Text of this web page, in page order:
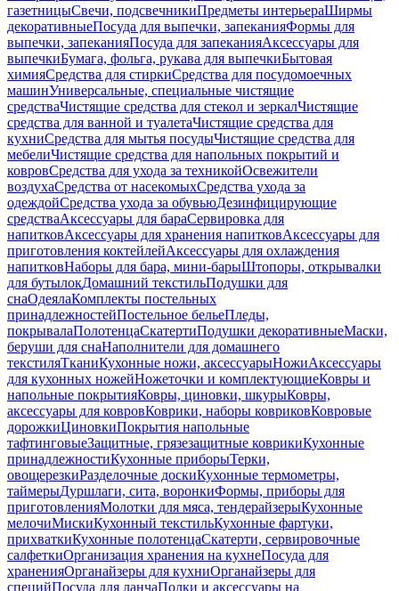
газетницыСвечи, подсвечникиПредметы интерьераШирмы
декоративныеПосуда для выпечки, запеканияФормы для
выпечки, запеканияПосуда для запеканияАксессуары для
выпечкиБумага, фольга, рукава для выпечкиБытовая
химияСредства для стиркиСредства для посудомоечных
машинУниверсальные, специальные чистящие
средстваЧистящие средства для стекол и зеркалЧистящие
средства для ванной и туалетаЧистящие средства для
кухниСредства для мытья посудыЧистящие средства для
мебелиЧистящие средства для напольных покрытий и
ковровСредства для ухода за техникойОсвежители
воздухаСредства от насекомыхСредства ухода за
одеждойСредства ухода за обувьюДезинфицирующие
средстваАксессуары для бараСервировка для
напитковАксессуары для хранения напитковАксессуары для
приготовления коктейлейАксессуары для охлаждения
напитковНаборы для бара, мини-барыШтопоры, открывалки
для бутылокДомашний текстильПодушки для
снаОдеялаКомплекты постельных
принадлежностейПостельное бельеПледы,
покрывалаПолотенцаСкатертиПодушки декоративныеМаски,
беруши для снаНаполнители для домашнего
текстиляТканиКухонные ножи, аксессуарыНожиАксессуары
для кухонных ножейНожеточки и комплектующиеКовры и
напольные покрытияКовры, циновки, шкурыКовры,
аксессуары для ковровКоврики, наборы ковриковКовровые
дорожкиЦиновкиПокрытия напольные
тафтинговыеЗащитные, грязезащитные коврикиКухонные
принадлежностиКухонные приборыТерки,
овощерезкиРазделочные доскиКухонные термометры,
таймерыДуршлаги, сита, воронкиФормы, приборы для
приготовленияМолотки для мяса, тендерайзерыКухонные
мелочиМискиКухонный текстильКухонные фартуки,
прихваткиКухонные полотенцаСкатерти, сервировочные
салфеткиОрганизация хранения на кухнеПосуда для
храненияОрганайзеры для кухниОрганайзеры для
специйПосуда для ланчаПолки и аксессуары на